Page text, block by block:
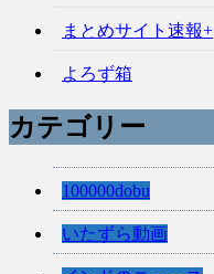
まとめサイト速報+
よろず箱
カテゴリー
100000dobu
いたずら動画